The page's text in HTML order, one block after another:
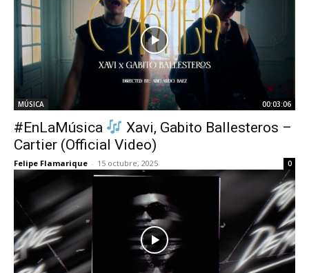
MÚSICA 00:03:06
#EnLaMúsica
Xavi, Gabito Ballesteros –
Cartier (Official Video)
Felipe Flamarique - 15 octubre, 2025 0